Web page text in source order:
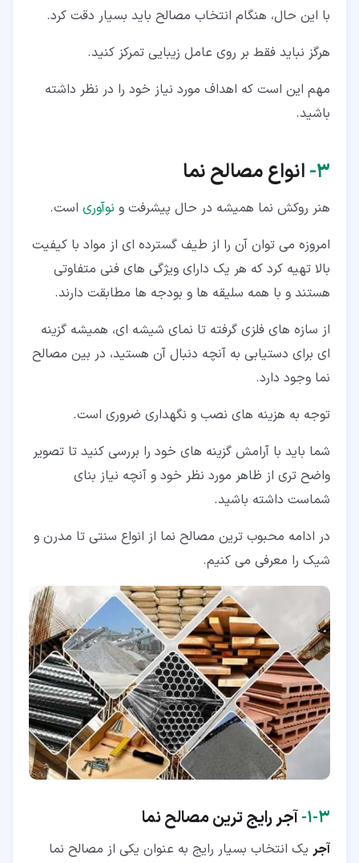
با این حال، هنگام انتخاب مصالح باید بسیار دقت کرد.
هرگز نباید فقط بر روی عامل زیبایی تمرکز کنید.
مهم این است که اهداف مورد نیاز خود را در نظر داشته
باشید.
۳‏- انواع مصالح نما
هنر روکش نما همیشه در حال پیشرفت و نوآوری است.
امروزه می توان آن را از طیف گسترده ای از مواد با کیفیت
بالا تهیه کرد که هر یک دارای ویژگی های فنی متفاوتی
هستند و با همه سلیقه ها و بودجه ها مطابقت دارند.
از سازه های فلزی گرفته تا نمای شیشه ای، همیشه گزینه
ای برای دستیابی به آنچه دنبال آن هستید، در بین مصالح
نما وجود دارد.
توجه به هزینه های نصب و نگهداری ضروری است.
شما باید با آرامش گزینه های خود را بررسی کنید تا تصویر
واضح تری از ظاهر مورد نظر خود و آنچه نیاز بنای
شماست داشته باشید.
در ادامه محبوب ترین مصالح نما از انواع سنتی تا مدرن و
شیک را معرفی می کنیم.
۳‏-‏۱‏- آجر رایج ترین مصالح نما
آجر یک انتخاب بسیار رایج به عنوان یکی از مصالح نما